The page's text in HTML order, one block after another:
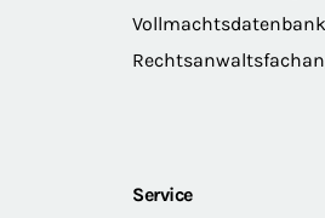
Vollmachtsdatenbank
Service